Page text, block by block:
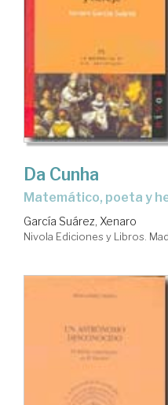
Da Cunha
matemático, poeta y
García Suárez, Xenaro
Nivola Ediciones y Libros.